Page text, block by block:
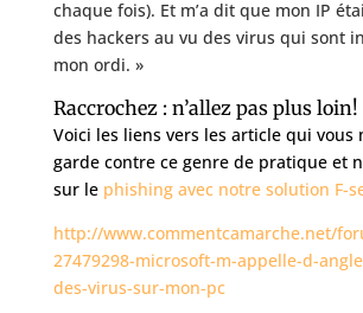
chaque fois). Et m’a dit que mon IP
des hackers au vu des virus qui sont
mon ordi. »
Raccrochez : n’allez pas plus loin!
Voici les liens vers les article qui vous
garde contre ce genre de pratique et
sur le phishing avec notre solution F-
http://www.commentcamarche.net/
27479298-microsoft-m-appelle-d-
des-virus-sur-mon-pc